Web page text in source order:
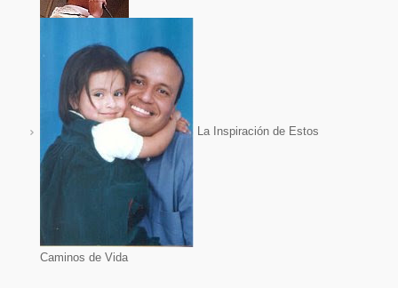
La Inspiración de Estos
Caminos de Vida